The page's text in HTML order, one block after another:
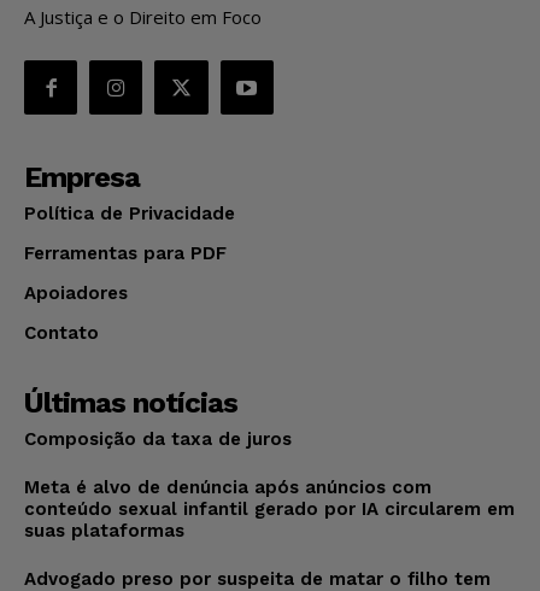
A Justiça e o Direito em Foco
Empresa
Política de Privacidade
Ferramentas para PDF
Apoiadores
Contato
Últimas notícias
Composição da taxa de juros
Meta é alvo de denúncia após anúncios com
conteúdo sexual infantil gerado por IA circularem em
suas plataformas
Advogado preso por suspeita de matar o filho tem